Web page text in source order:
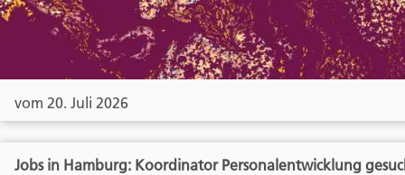
vom 20. Juli 2026
Jobs in Hamburg: Koordinator Personalentwicklung